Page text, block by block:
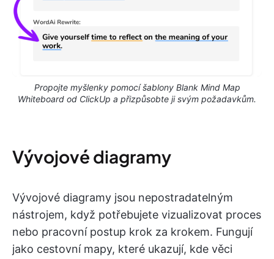
Propojte myšlenky pomocí šablony Blank Mind Map
Whiteboard od ClickUp a přizpůsobte ji svým požadavkům.
Vývojové diagramy
Vývojové diagramy jsou nepostradatelným
nástrojem, když potřebujete vizualizovat proces
nebo pracovní postup krok za krokem. Fungují
jako cestovní mapy, které ukazují, kde věci